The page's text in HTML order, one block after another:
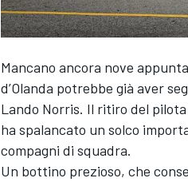
MONOPOSTO
Mancano ancora nove
d’Olanda potrebbe già aver
Lando Norris. Il ritiro del
ha spalancato un solco
compagni di squadra.
Un bottino prezioso, che